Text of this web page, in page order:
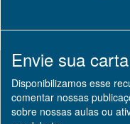
Envie sua carta
Disponibilizamos esse
comentar nossas
sobre nossas aulas ou